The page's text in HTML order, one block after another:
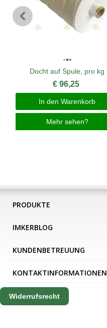
Docht auf Spule, pro kg
€ 96,25
In den Warenkorb
Mehr sehen?
PRODUKTE
IMKERBLOG
KUNDENBETREUUNG
KONTAKTINFORMATIONEN
Widerrufsrecht